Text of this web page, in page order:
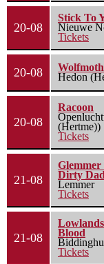
20-08
Stick To
Nieuwe
Tickets
20-08
Hedon
20-08
Racoon
(Hertme))
Tickets
21-08
Glemmer
Dirty
Lemmer
Tickets
21-08
Blood
Tickets